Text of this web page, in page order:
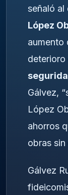
señaló al
López
aumento
deterioro
Gálvez,
López
ahorros
obras sin
Gálvez